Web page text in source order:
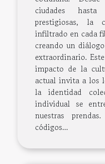
ciudades
prestigiosas, la
infiltrado en cada
creando un
extraordinario.
impacto de la
actual invita a los
la identidad
individual se
nuestras
códigos...